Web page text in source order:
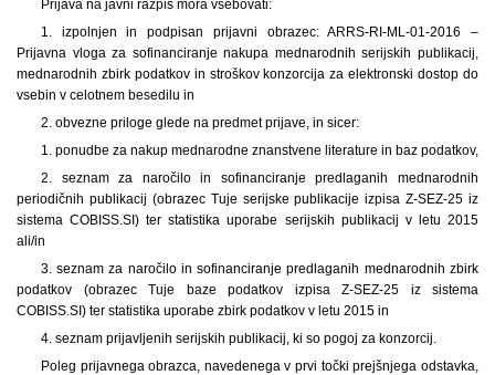
Prijava na javni razpis mora vsebovati:
1. izpolnjen in podpisan prijavni obrazec: ARRS-RI-ML-01-2016 –
Prijavna vloga za sofinanciranje nakupa mednarodnih serijskih publikacij,
mednarodnih zbirk podatkov in stroškov konzorcija za elektronski dostop do
vsebin v celotnem besedilu in
2. obvezne priloge glede na predmet prijave, in sicer:
1. ponudbe za nakup mednarodne znanstvene literature in baz podatkov,
2. seznam za naročilo in sofinanciranje predlaganih mednarodnih
periodičnih publikacij (obrazec Tuje serijske publikacije izpisa Z-SEZ-25 iz
sistema COBISS.SI) ter statistika uporabe serijskih publikacij v letu 2015
ali/in
3. seznam za naročilo in sofinanciranje predlaganih mednarodnih zbirk
podatkov (obrazec Tuje baze podatkov izpisa Z-SEZ-25 iz sistema
COBISS.SI) ter statistika uporabe zbirk podatkov v letu 2015 in
4. seznam prijavljenih serijskih publikacij, ki so pogoj za konzorcij.
Poleg prijavnega obrazca, navedenega v prvi točki prejšnjega odstavka,